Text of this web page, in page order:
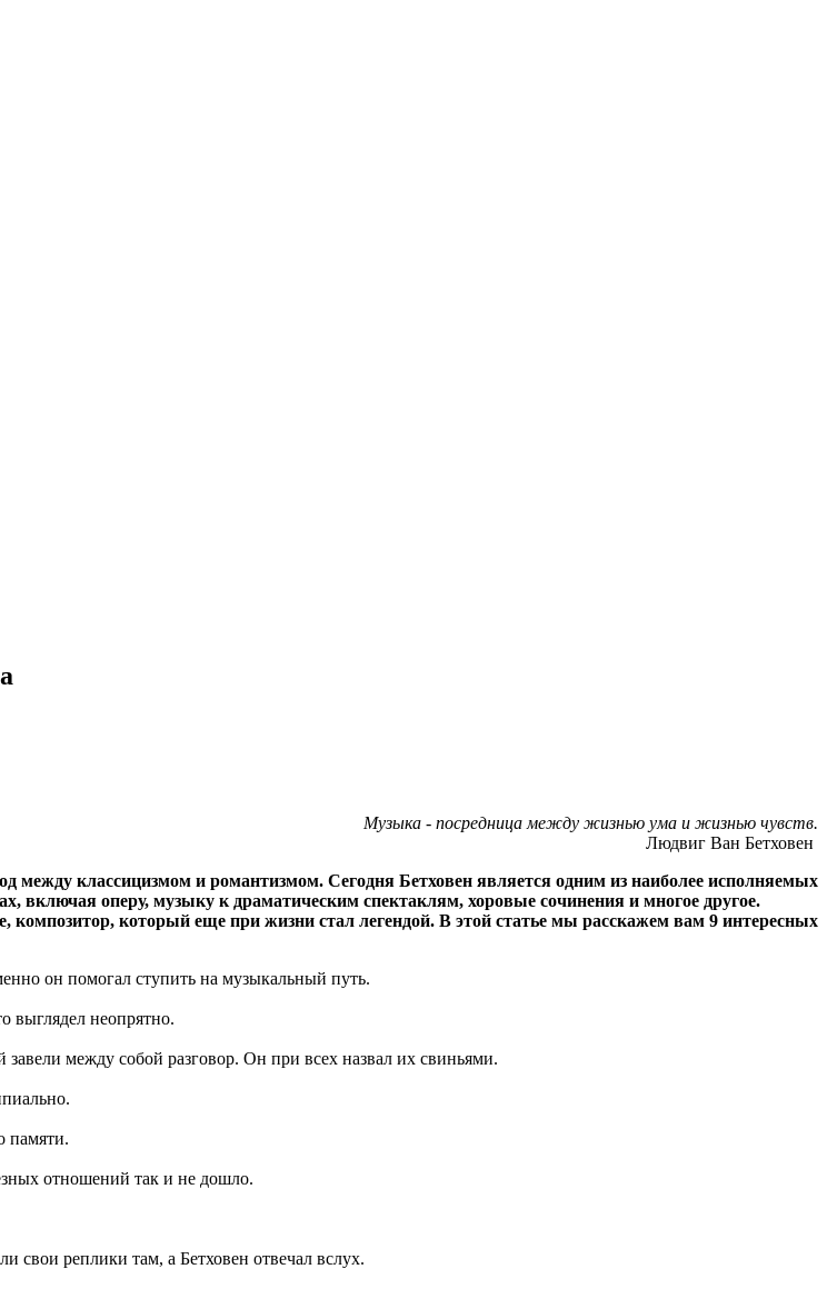
Музыка - посредница между жизнью ума и жизнью чувств.
Людвиг Ван Бетховен
между классицизмом и романтизмом. Сегодня Бетховен является одним из наиболее исполняемых
включая оперу, музыку к драматическим спектаклям, хоровые сочинения и многое другое.
который еще при жизни стал легендой. В этой статье мы расскажем вам 9 интересных
он помогал ступить на музыкальный путь.
выглядел неопрятно.
между собой разговор. Он при всех назвал их свиньями.
памяти.
отношений так и не дошло.
свои реплики там, а Бетховен отвечал вслух.